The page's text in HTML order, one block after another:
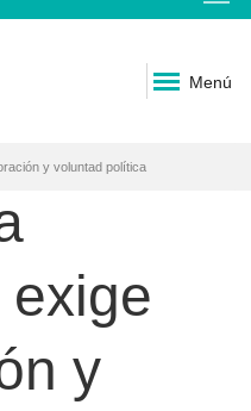
Menú
y voluntad política
y